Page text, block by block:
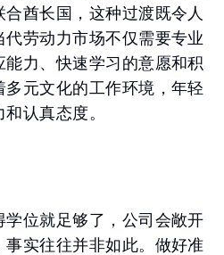
酋长国，这种过渡既令人
劳动力市场不仅需要专业
力、快速学习的意愿和积
元文化的工作环境，年轻
认真态度。
位就足够了，公司会敞开
实往往并非如此。做好准